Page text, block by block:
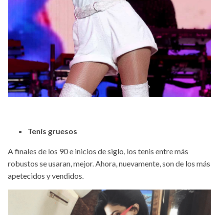
Tenis gruesos
A finales de los 90 e inicios de siglo, los tenis entre más
robustos se usaran, mejor. Ahora, nuevamente, son de los más
apetecidos y vendidos.